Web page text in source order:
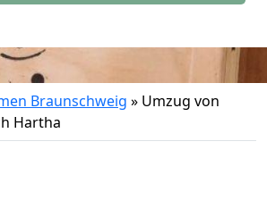
Braunschweig » Umzug von
Hartha